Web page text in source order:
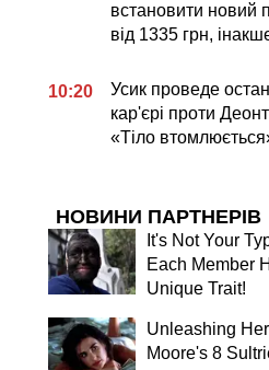
встановити новий
від 1335 грн,
10:20
Усик проведе
кар'єрі проти
«Тіло
НОВИНИ ПАРТНЕРІВ
It's Not Your
Each Member
Unique Trait!
Unleashing
Moore's 8